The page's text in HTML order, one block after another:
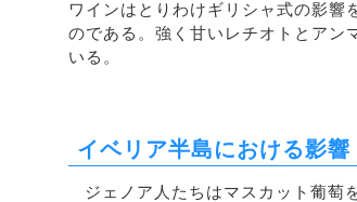
ワインはとりわけギリシャ式の影響
のである。強く甘いレチオトとアン
いる。
イベリア半島における影響
ジェノア人たちはマスカット葡萄